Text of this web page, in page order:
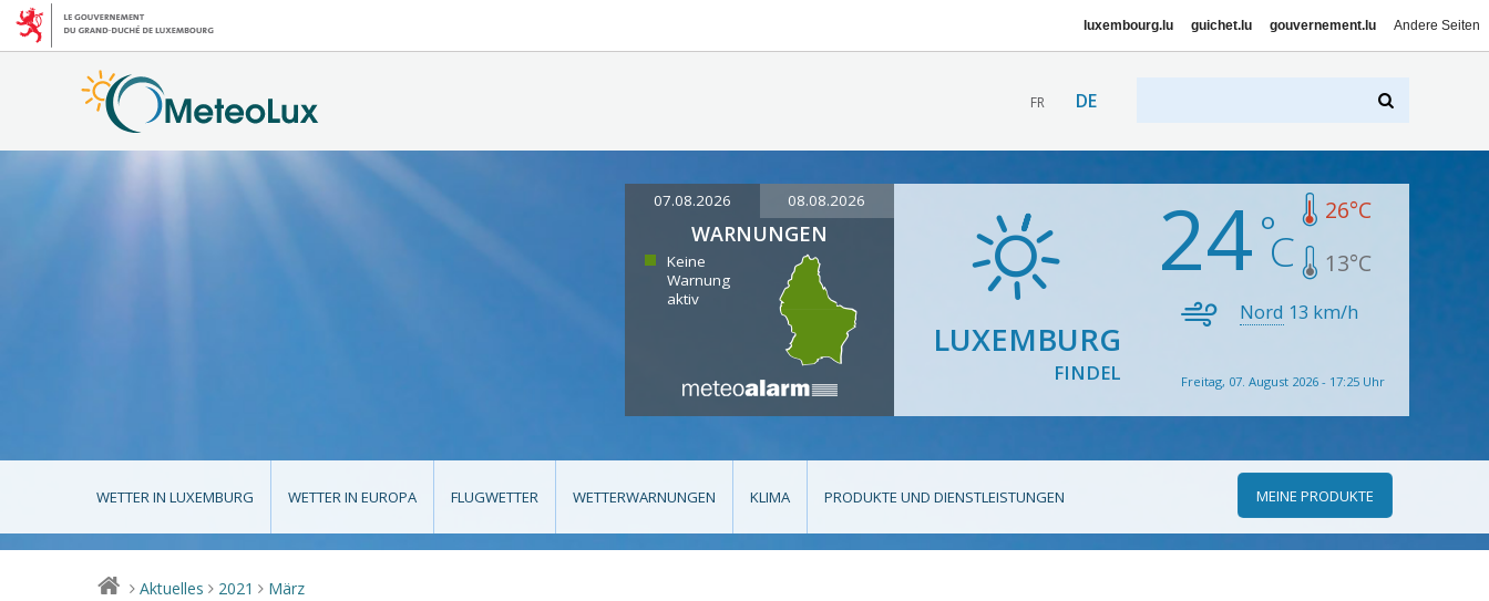
luxembourg.lu guichet.lu gouvernement.lu Andere Seiten
FR DE
07.08.2026 08.08.2026
WARNUNGEN
Keine
Warnung
aktiv
LUXEMBURG
FINDEL
24 26°C
13°C
Nord 13 km/h
Freitag, 07. August 2026 - 17:25 Uhr
WETTER IN LUXEMBURG WETTER IN EUROPA FLUGWETTER WETTERWARNUNGEN KLIMA PRODUKTE UND DIENSTLEISTUNGEN MEINE PRODUKTE
> Aktuelles > 2021 > März